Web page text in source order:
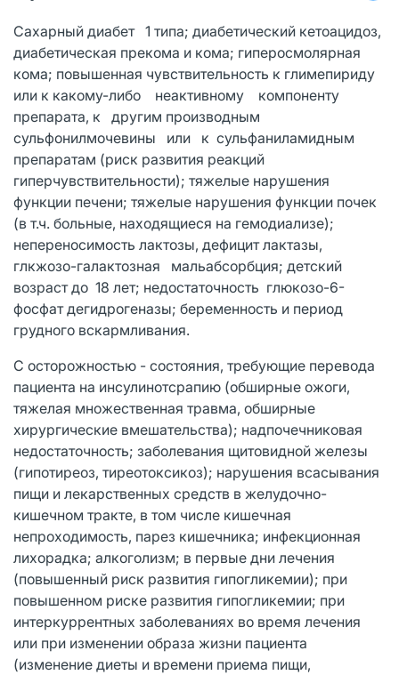
Сахарный диабет 1 типа; диабетический кетоацидоз,
диабетическая прекома и ко­ма; гиперосмолярная
кома; повышенная чувствительность к глимепириду
или к какому-либо неактивному компоненту
препарата, к другим производным
сульфонилмочевины или к сульфаниламид­ным
препаратам (риск развития реакций
гиперчувствительности); тяжелые нарушения
функции печени; тяжелые нарушения функции почек
(в т.ч. больные, находящиеся на гемодиали­зе);
непереносимость лактозы, дефицит лактазы,
глкжозо-галактозная мальабсорбция; детский
возраст до 18 лет; недостаточность глюкозо-6-
фосфат дегидрогеназы; беременность и период
грудного вскармливания.
С осторожностью - состояния, требующие перевода
пациента на инсулинотсрапию (обширные ожоги,
тяжелая множественная травма, обширные
хирургические вмешательства); надпочечниковая
недостаточность; забо­левания щитовидной железы
(гипотиреоз, тиреотоксикоз); нарушения всасыва­ния
пищи и лекарственных средств в желудочно-
кишечном тракте, в том числе кишечная
непроходимость, парез кишеч­ника; инфекционная
лихорадка; алкого­лизм; в первые дни лечения
(повышен­ный риск развития гипогликемии); при
повышенном риске развития гипогликемии; при
интеркуррентных заболеваниях во время лечения
или при изменении образа жизни пациента
(изменение диеты и времени приема пищи,